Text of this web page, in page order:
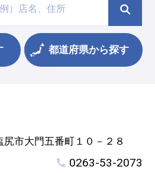
都道府県から探す
市大門五番町１０－２８
0263-53-2073